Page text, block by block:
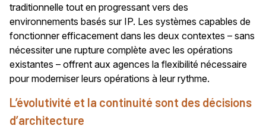
traditionnelle tout en progressant vers des
environnements basés sur IP. Les systèmes capables de
fonctionner efficacement dans les deux contextes – sans
nécessiter une rupture complète avec les opérations
existantes – offrent aux agences la flexibilité nécessaire
pour moderniser leurs opérations à leur rythme.
L’évolutivité et la continuité sont des décisions
d’architecture